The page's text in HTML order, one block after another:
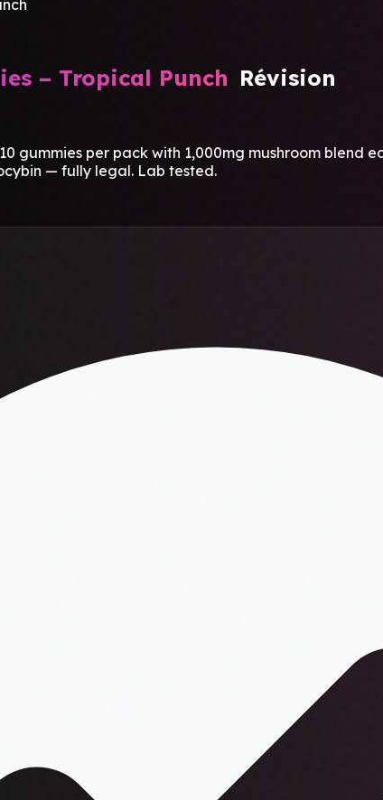
– Tropical Punch Révision
gummies per pack with 1,000mg mushroom
— fully legal. Lab tested.